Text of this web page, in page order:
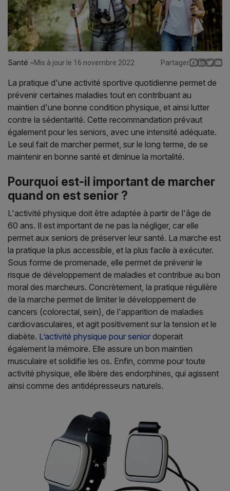
Santé -Mis à jour le 16 novembre 2022 Partager
La pratique d'une activité sportive quotidienne permet de
prévenir certaines maladies tout en contribuant au
maintien d'une bonne condition physique, et ainsi lutter
contre la sédentarité. Cette recommandation prévaut
également pour les seniors, avec une intensité adéquate.
Le seul fait de marcher permet, sur le long terme, de se
maintenir en bonne santé et diminue la mortalité.
Pourquoi est-il important de marcher
quand on est senior ?
L'activité physique doit être adaptée à partir de l'âge de
60 ans. Il est important de ne pas la négliger, car elle
permet aux seniors de préserver leur santé. La marche est
la pratique la plus accessible, et la plus facile à exécuter.
Sous forme de promenade, elle permet de prévenir le
risque de développement de maladies et contribue au bon
moral des marcheurs. Concrètement, la pratique régulière
de la marche permet de limiter le développement de
cancers (colorectal, sein), de l'apparition de maladies
cardiovasculaires, et agit positivement sur la tension et le
diabète. L’activité physique pour senior doperait
également la mémoire. Elle assure un bon maintien
musculaire et solidifie les os. Enfin, comme pour toute
activité physique, elle libère des endorphines, qui agissent
ainsi comme des antidépresseurs naturels.